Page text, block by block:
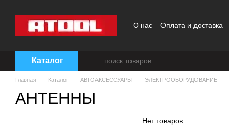
О нас Оплата и доставка
Каталог
Главная Каталог АВТОАКСЕССУАРЫ ЭЛЕКТРООБОРУДОВАНИЕ
АНТЕННЫ
Нет товаров